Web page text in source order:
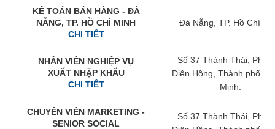
KẾ TOÁN BÁN HÀNG - ĐÀ
NẴNG, TP. HỒ CHÍ MINH
CHI TIẾT
Đà Nẵng, TP. Hồ Chí
NHÂN VIÊN NGHIỆP VỤ
XUẤT NHẬP KHẨU
CHI TIẾT
Số 37 Thành Thái,
Diên Hồng, Thành phố
Minh.
CHUYÊN VIÊN MARKETING -
SENIOR SOCIAL
Số 37 Thành Thái,